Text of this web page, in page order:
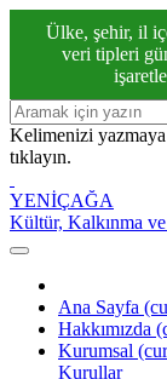
Ülke, şehir, il
veri tipleri
Kelimenizi yazmaya
tıklayın.
YENİÇAĞA
Kültür, Kalkınma ve
Ana Sayfa
Hakkımızda
Kurumsal
Kurullar